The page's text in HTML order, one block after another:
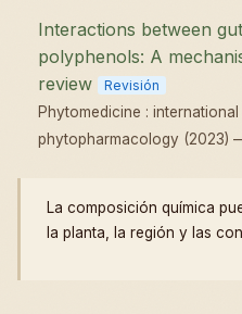
Interactions between
polyphenols: A
review
Revisión
Phytomedicine :
phytopharmacology (2023)
La composición química
la planta, la región y las